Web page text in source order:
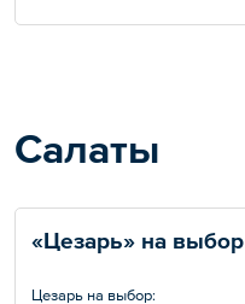
Салаты
«Цезарь» на выбор
Цезарь на выбор: